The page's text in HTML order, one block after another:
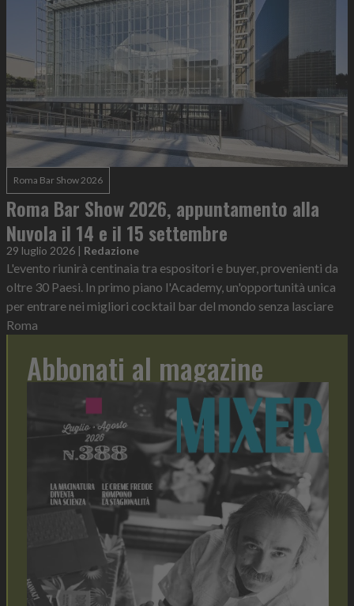
Roma Bar Show 2026
Roma Bar Show 2026, appuntamento alla
Nuvola il 14 e il 15 settembre
29 luglio 2026 | Redazione
L'evento riunirà centinaia tra espositori e buyer, provenienti da
oltre 30 Paesi. In primo piano l'Academy, un'opportunità unica
per entrare nei migliori cocktail bar del mondo senza lasciare
Roma
Abbonati al magazine